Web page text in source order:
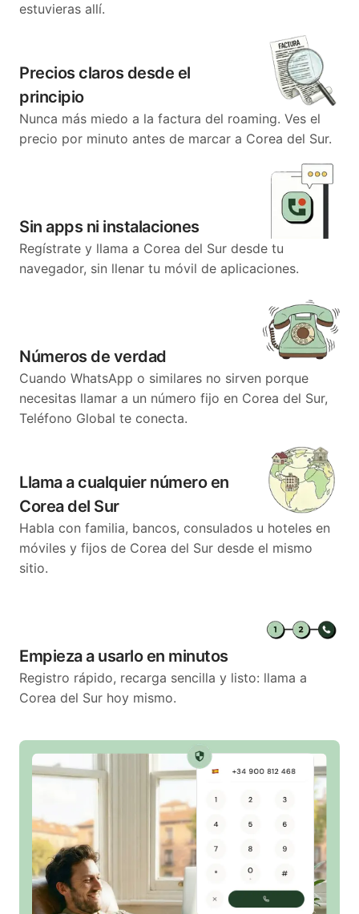
estuvieras allí.
Precios claros desde el
principio
Nunca más miedo a la factura del roaming. Ves el
precio por minuto antes de marcar a Corea del Sur.
Sin apps ni instalaciones
Regístrate y llama a Corea del Sur desde tu
navegador, sin llenar tu móvil de aplicaciones.
Números de verdad
Cuando WhatsApp o similares no sirven porque
necesitas llamar a un número fijo en Corea del Sur,
Teléfono Global te conecta.
Llama a cualquier número en
Corea del Sur
Habla con familia, bancos, consulados u hoteles en
móviles y fijos de Corea del Sur desde el mismo
sitio.
Empieza a usarlo en minutos
Registro rápido, recarga sencilla y listo: llama a
Corea del Sur hoy mismo.